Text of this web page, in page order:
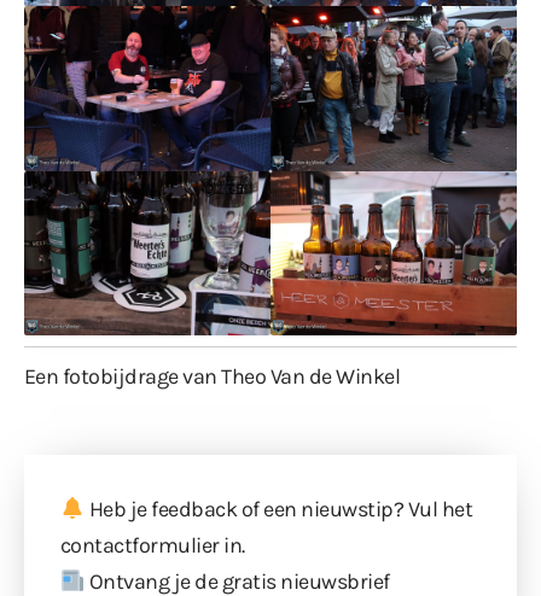
Een fotobijdrage van Theo Van de Winkel
Heb je feedback of een nieuwstip? Vul het
contactformulierin.
Ontvang je de gratis nieuwsbrief